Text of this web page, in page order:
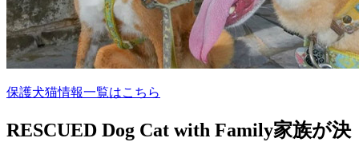
保護犬猫情報一覧はこちら
RESCUED Dog Cat with Family家族が決